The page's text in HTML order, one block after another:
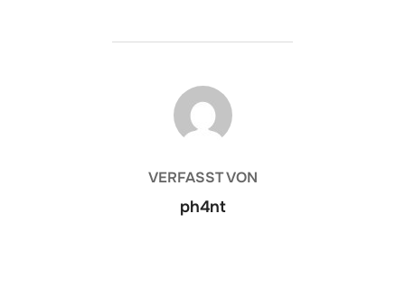
BEITRAGSAUTOR
VERFASST VON
ph4nt